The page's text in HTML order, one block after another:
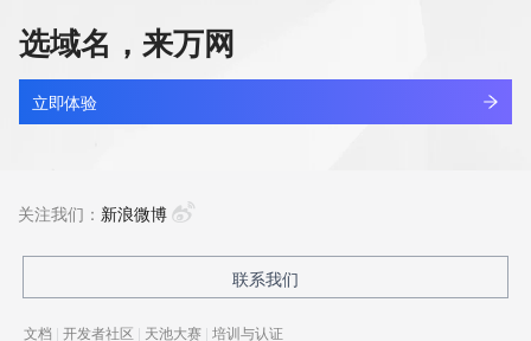
loygra.com
最近查询
查看详情
最近查询
选域名，来万网
立即体验
关注我们： 新浪微博
联系我们
文档 | 开发者社区 | 天池大赛 | 培训与认证